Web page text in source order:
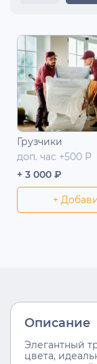
Грузчики
доп. час +500 Р
+ 3 000 ₽
+
Описание
Элегантный
цвета,